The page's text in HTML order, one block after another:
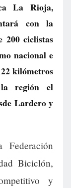
La Rioja,
con la
200 ciclistas
nacional e
kilómetros
la región el
Lardero y
Biciclón,
y